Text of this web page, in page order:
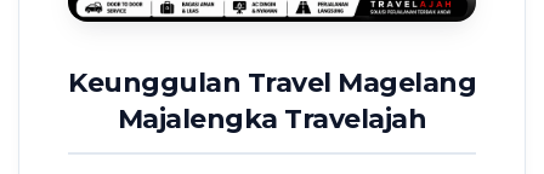
Keunggulan Travel Magelang
Majalengka Travelajah